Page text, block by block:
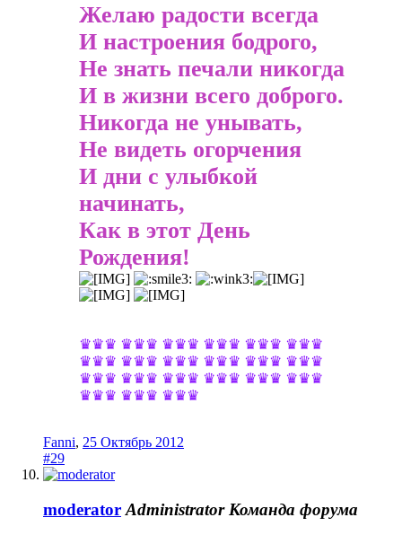
Желаю радости всегда
И настроения бодрого,
Не знать печали никогда
И в жизни всего доброго.
Никогда не унывать,
Не видеть огорчения
И дни с улыбкой
начинать,
Как в этот День
Рождения!
♛♛♛ ♛♛♛ ♛♛♛ ♛♛♛ ♛♛♛ ♛♛♛
♛♛♛ ♛♛♛ ♛♛♛ ♛♛♛ ♛♛♛ ♛♛♛
♛♛♛ ♛♛♛ ♛♛♛ ♛♛♛ ♛♛♛ ♛♛♛
♛♛♛ ♛♛♛ ♛♛♛
Fanni, 25 Октябрь 2012
#29
moderator Administrator Команда форума